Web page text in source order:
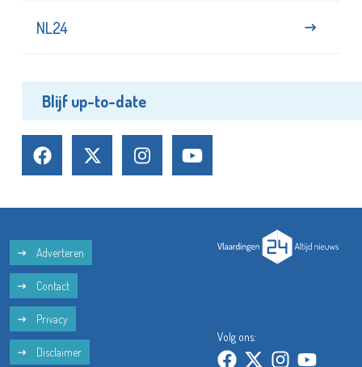
NL24
Blijf up-to-date
Adverteren
Contact
Privacy
Disclaimer
Volg ons: